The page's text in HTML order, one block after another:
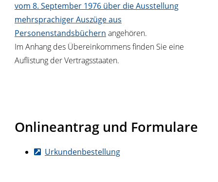
vom 8. September 1976 über die Ausstellung
mehrsprachiger Auszüge aus
Personenstandsbüchern angehören.
Im Anhang des Übereinkommens finden Sie eine
Auflistung der Vertragsstaaten.
Onlineantrag und Formulare
Urkundenbestellung